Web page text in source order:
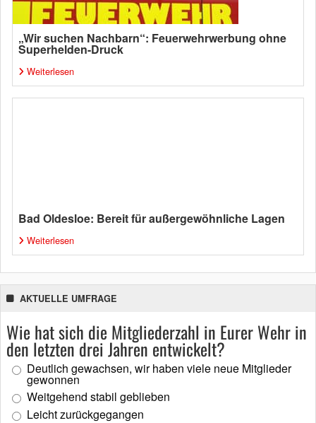
„Wir suchen Nachbarn“: Feuerwehrwerbung ohne
Superhelden-Druck
Weiterlesen
Bad Oldesloe: Bereit für außergewöhnliche Lagen
Weiterlesen
AKTUELLE UMFRAGE
Wie hat sich die Mitgliederzahl in Eurer Wehr in
den letzten drei Jahren entwickelt?
Deutlich gewachsen, wir haben viele neue Mitglieder
gewonnen
Weitgehend stabil geblieben
Leicht zurückgegangen